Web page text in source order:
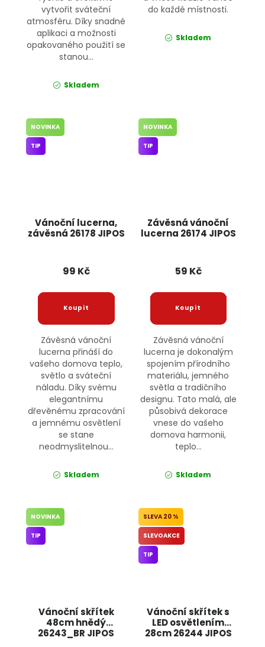
vytvořit sváteční
atmosféru. Díky snadné
aplikaci a možnosti
opakovaného použití se
stanou...
Skladem
do každé místnosti.
Skladem
Vánoční lucerna,
závěsná 26178 JIPOS
NOVINKA
TIP
99 Kč
Závěsná vánoční
lucerna přináší do
vašeho domova teplo,
světlo a sváteční
náladu. Díky svému
elegantnímu
dřevěnému zpracování
a jemnému osvětlení
se stane
neodmyslitelnou...
Skladem
Závěsná vánoční
lucerna 26174 JIPOS
NOVINKA
TIP
59 Kč
Závěsná vánoční
lucerna je dokonalým
spojením přírodního
materiálu, jemného
světla a tradičního
designu. Tato malá, ale
působivá dekorace
vnese do vašeho
domova harmonii,
teplo...
Skladem
Vánoční skřítek
48cm hnědý
26243_BR JIPOS
NOVINKA
TIP
Vánoční skřítek s
LED osvětlením
28cm 26244 JIPOS
20 %
SLEVOAKCE
TIP